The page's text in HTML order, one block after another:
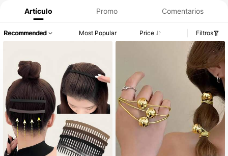
Artículo Promo Comentarios
Recommended Most Popular Price Filtros